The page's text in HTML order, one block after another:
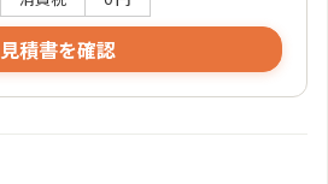
見積書を確認